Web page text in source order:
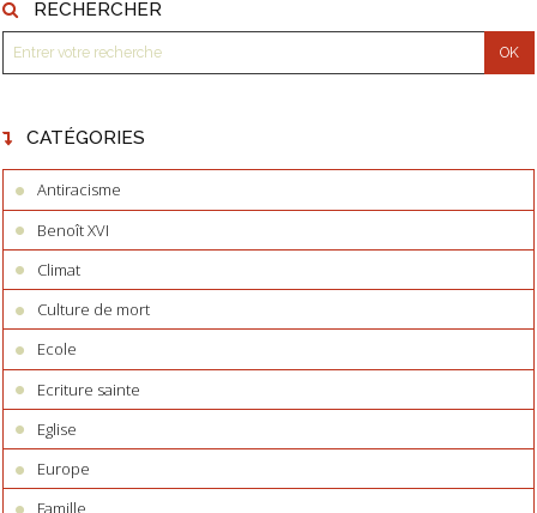
RECHERCHER
CATÉGORIES
Antiracisme
Benoît XVI
Climat
Culture de mort
Ecole
Ecriture sainte
Eglise
Europe